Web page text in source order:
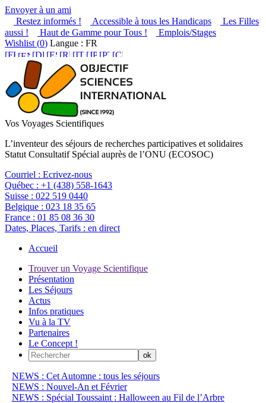
Envoyer à un ami
Restez informés !
Accessible à tous les Handicaps
Les Filles
aussi !
Haut de Gamme pour Tous !
Emplois/Stages
Wishlist (0) Langue : FR
Vos Voyages Scientifiques
L’inventeur des séjours de recherches participatives et solidaires
Statut Consultatif Spécial auprès de l’ONU (ECOSOC)
Courriel : Ecrivez-nous
Québec : +1 (438) 558-1643
Suisse : 022 519 0440
Belgique : 023 18 35 65
France : 01 85 08 36 30
Dates, Places, Tarifs : en direct
Accueil
Trouver un Voyage Scientifique
Présentation
Les Séjours
Actus
Infos pratiques
Vu à la TV
Partenaires
Le Concept !
NEWS : Cet Automne : tous les séjours
NEWS : Nouvel-An et Février
NEWS : Spécial Toussaint : Halloween au Fil de l’Arbre